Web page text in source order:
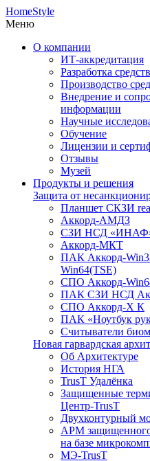
HomeStyle
Меню
О компании
ИТ-аккредитация
Разработка
Производство
Внедрение и
информации
Научные
Обучение
Лицензии и
Отзывы
Музей
Продукты и решения
Защита от
Планшет СКЗИ
Аккорд-АМДЗ
СЗИ НСД
Аккорд-МКТ
ПАК Аккорд-
Win64(TSE)
СПО Аккорд-
ПАК СЗИ НСД
СПО Аккорд-X К
ПАК «Ноутбук
Cчитыватели
Новая гарвардская
Об Архитектуре
История НГА
TrusT Удалёнка
Защищенные
Центр-TrusT
Двухконтурный
АРМ защищенного
на базе
МЭ-TrusT